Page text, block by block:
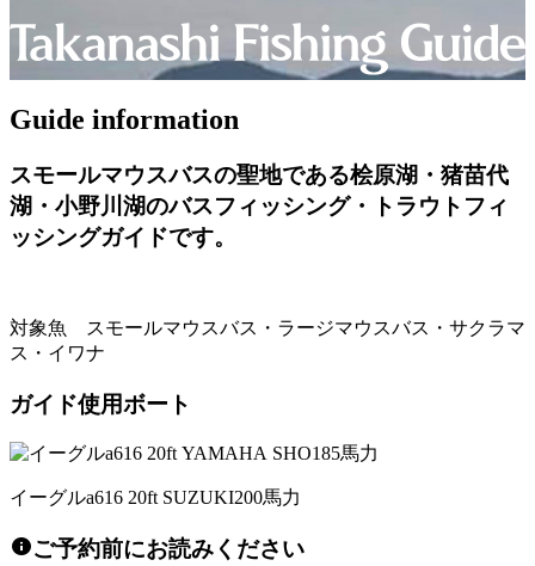
Guide information
スモールマウスバスの聖地である桧原湖・猪苗代
湖・小野川湖のバスフィッシング・トラウトフィ
ッシングガイドです。
対象魚 スモールマウスバス・ラージマウスバス・サクラマ
ス・イワナ
ガイド使用ボート
イーグルa616 20ft SUZUKI200馬力
ご予約前にお読みください